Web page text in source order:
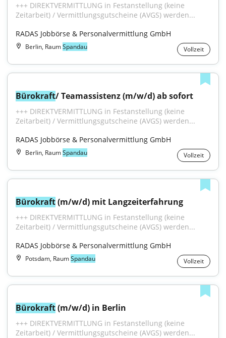
+++ DIREKTVERMITTLUNG in Festanstellung (keine
Zeitarbeit) / Vermittlungsgutscheine (AVGS) werden...
RADAS Jobbörse & Personalvermittlung GmbH
Berlin, RaumSpandau Vollzeit
Bürokraft/ Teamassistenz (m/w/d) ab sofort
+++ DIREKTVERMITTLUNG in Festanstellung (keine
Zeitarbeit) / Vermittlungsgutscheine (AVGS) werden...
RADAS Jobbörse & Personalvermittlung GmbH
Berlin, RaumSpandau Vollzeit
Bürokraft (m/w/d) mit Langzeiterfahrung
+++ DIREKTVERMITTLUNG in Festanstellung (keine
Zeitarbeit) / Vermittlungsgutscheine (AVGS) werden...
RADAS Jobbörse & Personalvermittlung GmbH
Potsdam, RaumSpandau Vollzeit
Bürokraft (m/w/d) in Berlin
+++ DIREKTVERMITTLUNG in Festanstellung (keine
Zeitarbeit) / Vermittlungsgutscheine (AVGS) werden...